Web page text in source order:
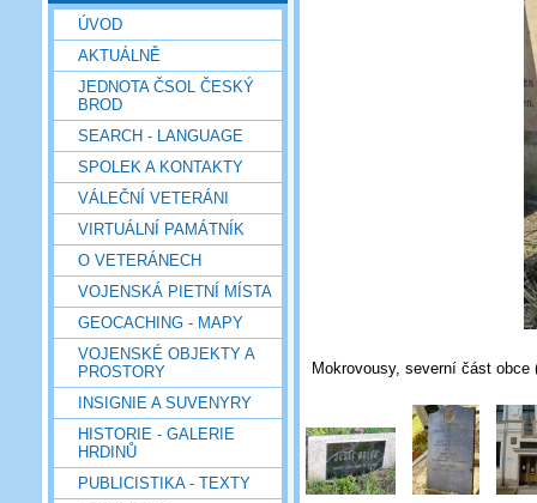
ÚVOD
AKTUÁLNĚ
JEDNOTA ČSOL ČESKÝ
BROD
SEARCH - LANGUAGE
SPOLEK A KONTAKTY
VÁLEČNÍ VETERÁNI
VIRTUÁLNÍ PAMÁTNÍK
O VETERÁNECH
VOJENSKÁ PIETNÍ MÍSTA
GEOCACHING - MAPY
VOJENSKÉ OBJEKTY A
PROSTORY
INSIGNIE A SUVENYRY
HISTORIE - GALERIE
HRDINŮ
PUBLICISTIKA - TEXTY
Mokrovousy, severní část